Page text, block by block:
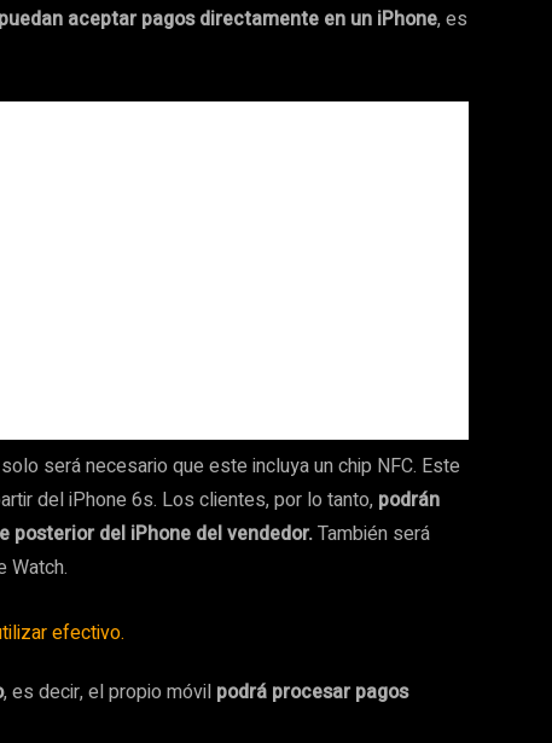
puedan aceptar pagos directamente en un iPhone, es
será necesario que este incluya un chip NFC. Este
del iPhone 6s. Los clientes, por lo tanto, podrán
del iPhone del vendedor.También será
Watch.
, es decir, el propio móvil podrá procesar pagos